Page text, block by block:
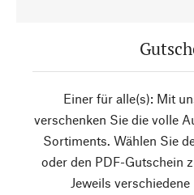
Einer für alle(s): Mit
verschenken Sie die volle
Sortiments. Wählen Sie
oder den PDF-Gutschein
Jeweils